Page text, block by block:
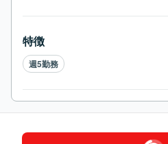
特徴
週5勤務